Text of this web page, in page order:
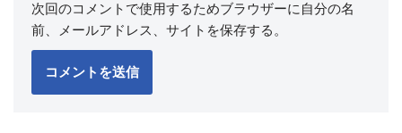
次回のコメントで使用するためブラウザーに自分の名
前、メールアドレス、サイトを保存する。